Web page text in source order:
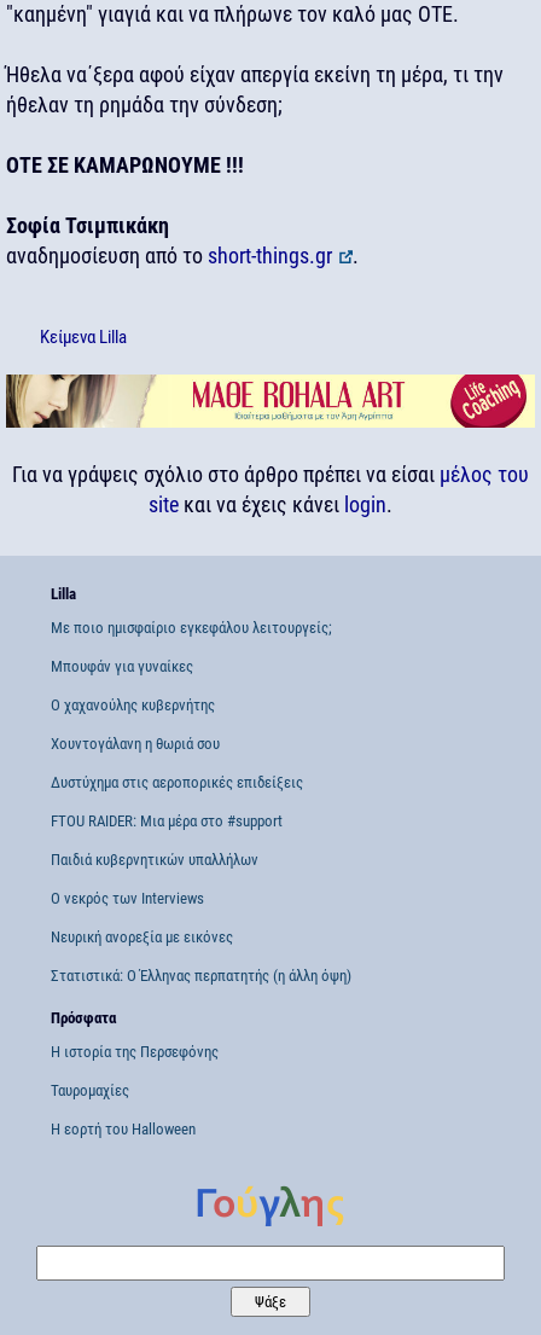
"καημένη" γιαγιά και να πλήρωνε τον καλό μας ΟΤΕ.
Ήθελα να΄ξερα αφού είχαν απεργία εκείνη τη μέρα, τι την
ήθελαν τη ρημάδα την σύνδεση;
ΟΤΕ ΣΕ ΚΑΜΑΡΩΝΟΥΜΕ !!!
Σοφία Τσιμπικάκη
αναδημοσίευση από το short-things.gr .
Κείμενα Lilla
Για να γράψεις σχόλιο στο άρθρο πρέπει να είσαι μέλος του
site και να έχεις κάνει login.
Lilla
Με ποιο ημισφαίριο εγκεφάλου λειτουργείς;
Μπουφάν για γυναίκες
Ο χαχανούλης κυβερνήτης
Χουντογάλανη η θωριά σου
Δυστύχημα στις αεροπορικές επιδείξεις
FTOU RAIDER: Μια μέρα στο #support
Παιδιά κυβερνητικών υπαλλήλων
Ο νεκρός των Interviews
Νευρική ανορεξία με εικόνες
Στατιστικά: Ο Έλληνας περπατητής (η άλλη όψη)
Πρόσφατα
Η ιστορία της Περσεφόνης
Ταυρομαχίες
Η εορτή του Halloween